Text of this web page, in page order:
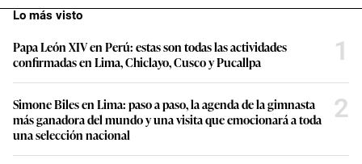
Lo más visto
Papa León XIV en Perú: estas son todas las actividades
confirmadas en Lima, Chiclayo, Cusco y Pucallpa
1
Simone Biles en Lima: paso a paso, la agenda de la gimnasta
más ganadora del mundo y una visita que emocionará a toda
una selección nacional
2